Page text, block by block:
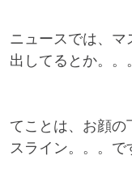
ニュースでは、マ
出してるとか。。。
てことは、お顔の
スライン。。。